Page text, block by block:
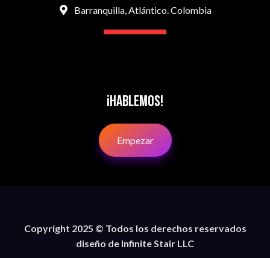
Barranquilla, Atlántico. Colombia
¡Hablemos!
Empezar
Copyright 2025 © Todos los derechos reservados
diseño de Infinite Stair LLC